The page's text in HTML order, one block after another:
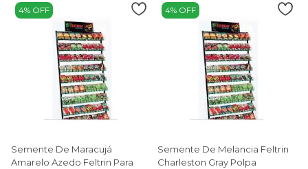
4% OFF
Semente De Maracujá
Amarelo Azedo Feltrin Para
4% OFF
Semente De Melancia Feltrin
Charleston Gray Polpa